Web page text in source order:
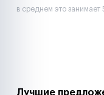
в среднем это занимает
Лучшие